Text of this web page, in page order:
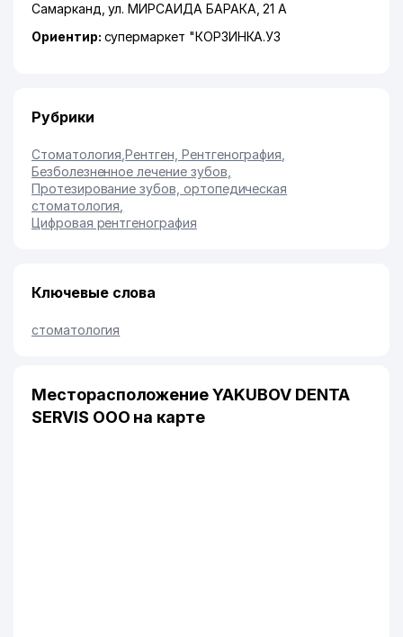
Самарканд ,ул. МИРСАИДА БАРАКА , 21 А
Ориентир: супермаркет "КОРЗИНКА.УЗ
Рубрики
Стоматология ,Рентген, Рентгенография
Безболезненное лечение зубов
Протезирование зубов, ортопедическая
стоматология
Цифровая рентгенография
Ключевые слова
стоматология
Месторасположение YAKUBOV DENTA
SERVIS ООО на карте